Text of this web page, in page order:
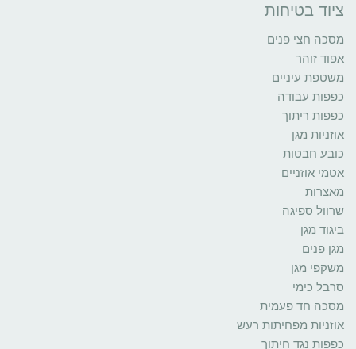
ציוד בטיחות
מסכה חצי פנים
אפוד זוהר
משטפת עיניים
כפפות עבודה
כפפות ריתוך
אוזניות מגן
כובע חבטות
אטמי אוזניים
מאצרות
שרוול ספיגה
ביגוד מגן
מגן פנים
משקפי מגן
סרבל כימי
מסכה חד פעמית
אוזניות מפחיתות רעש
כפפות נגד חיתוך